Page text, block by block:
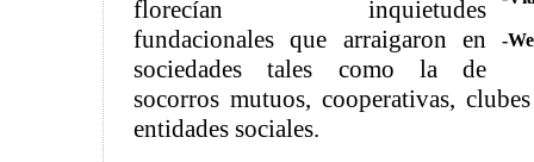
-
florecían inquietudes
fundacionales que arraigaron en
sociedades tales como la de
socorros mutuos, cooperativas,
entidades sociales.